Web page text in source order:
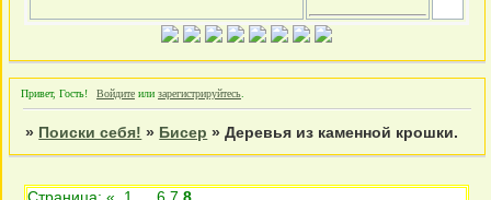
Привет, Гость! Войдите или зарегистрируйтесь
» Поиски себя! » Бисер »Деревья из каменной крошки.
Страница:« 1 6 7 8